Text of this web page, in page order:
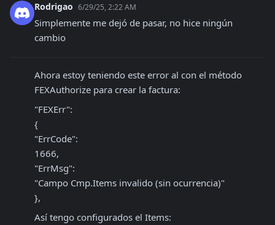
Rodrigao 6/29/25, 2:22 AM
Simplemente me dejó de pasar, no hice ningún
cambio
Ahora estoy teniendo este error al con el método
FEXAuthorize para crear la factura:
"FEXErr":
{
"ErrCode":
1666,
"ErrMsg":
"Campo Cmp.Items invalido (sin ocurrencia)"
},
Así tengo configurados el Items: